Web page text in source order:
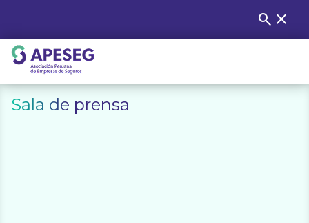
content
Buscar:
search close
APESEG
Sala de prensa